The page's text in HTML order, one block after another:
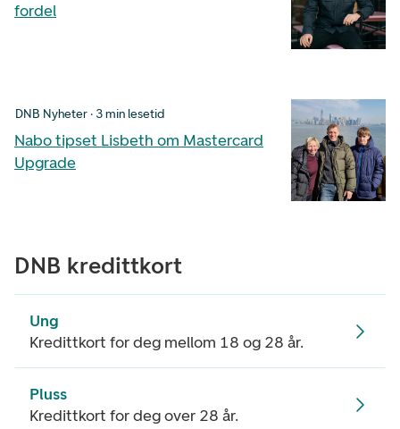
fordel
DNB Nyheter · 3 min lesetid
Nabo tipset Lisbeth om Mastercard
Upgrade
DNB kredittkort
Ung
Kredittkort for deg mellom 18 og 28 år.
Pluss
Kredittkort for deg over 28 år.